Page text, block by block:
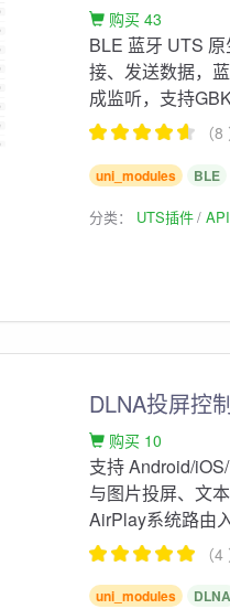
购买 43
BLE 蓝牙 UTS
接、发送数据，
成监听，支持
（
uni_modules BLE
分类： UTS插件
DLNA投屏控
购买 10
支持 Android/
与图片投屏、文
AirPlay系统路由
（
uni_modules